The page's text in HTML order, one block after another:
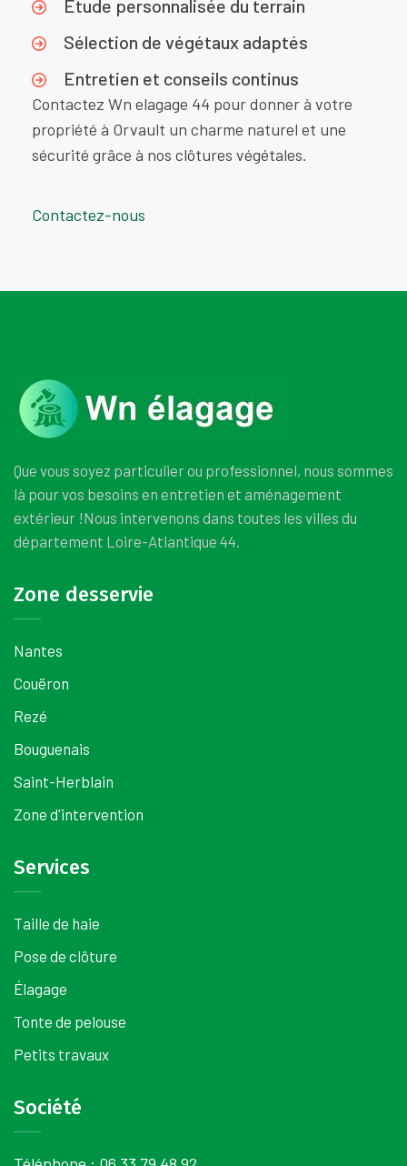
Étude personnalisée du terrain
Sélection de végétaux adaptés
Entretien et conseils continus
Contactez Wn elagage 44 pour donner à votre
propriété à Orvault un charme naturel et une
sécurité grâce à nos clôtures végétales.
Contactez-nous
Que vous soyez particulier ou professionnel, nous sommes
là pour vos besoins en entretien et aménagement
extérieur !Nous intervenons dans toutes les villes du
département Loire-Atlantique 44.
Zone desservie
Nantes
Couëron
Rezé
Bouguenais
Saint-Herblain
Zone d'intervention
Services
Taille de haie
Pose de clôture
Élagage
Tonte de pelouse
Petits travaux
Société